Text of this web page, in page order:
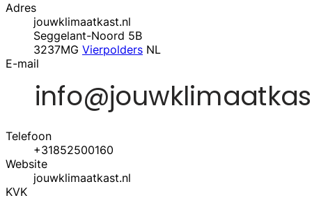
Adres
jouwklimaatkast.nl
Seggelant-Noord 5B
3237MG Vierpolders NL
E-mail
Telefoon
+31852500160
Website
jouwklimaatkast.nl
KVK